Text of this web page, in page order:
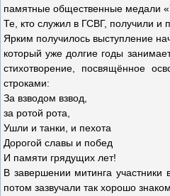
памятные общественные медали
Те, кто служил в ГСВГ, получили
Ярким получилось выступление
который уже долгие годы
стихотворение, посвящённое
строками:
За взводом взвод,
за ротой рота,
Ушли и танки, и пехота
Дорогой славы и побед
И памяти грядущих лет!
В завершении митинга
потом зазвучали так хорошо